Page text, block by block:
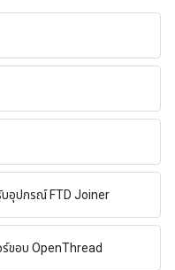
บอุปกรณ์ FTD Joiner
ร์ขอบ OpenThread